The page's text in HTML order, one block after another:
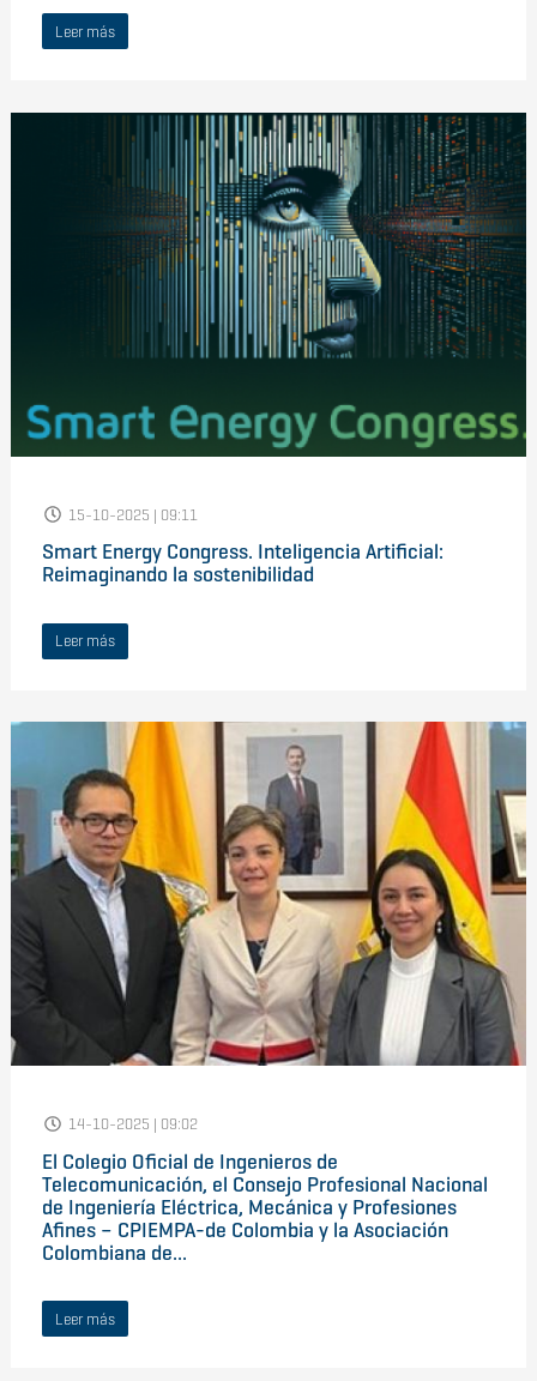
Leer más
15-10-2025 | 09:11
Smart Energy Congress. Inteligencia Artificial:
Reimaginando la sostenibilidad
Leer más
14-10-2025 | 09:02
El Colegio Oficial de Ingenieros de
Telecomunicación, el Consejo Profesional Nacional
de Ingeniería Eléctrica, Mecánica y Profesiones
Afines – CPIEMPA-de Colombia y la Asociación
Colombiana de...
Leer más